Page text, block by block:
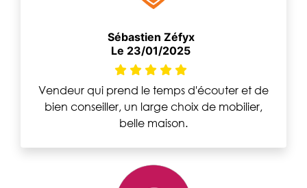
Sébastien Zéfyx
Le 23/01/2025
Vendeur qui prend le temps d'écouter et de
bien conseiller, un large choix de mobilier,
belle maison.